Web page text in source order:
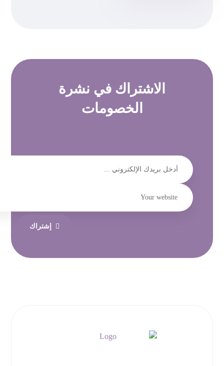
الاشتراك في نشرة
الخصومات
إشتراك